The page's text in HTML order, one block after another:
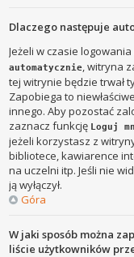
Dlaczego następuje
Jeżeli w czasie
automatycznie, witryna
tej witrynie będzie trwał
Zapobiega to
innego. Aby pozostać
zaznacz funkcję Loguj
jeżeli korzystasz z
bibliotece, kawiarence
na uczelni itp. Jeśli nie
ją wyłączył.
Góra
W jaki sposób można
liście użytkowników